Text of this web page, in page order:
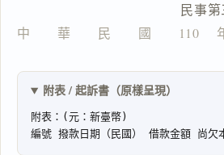
民
中　　華　　民　　國　　110 　
附表 / 起訴書（原樣呈現）